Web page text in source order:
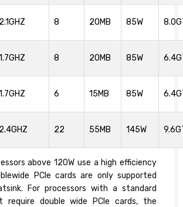
2.1GHZ 8 20MB 85W
8 20MB 85W
6 15MB 85W
2.4GHZ 22 55MB 145W
above 120W use a high efficiency
PCIe cards are only supported
For processors with a standard
require double wide PCIe cards, the